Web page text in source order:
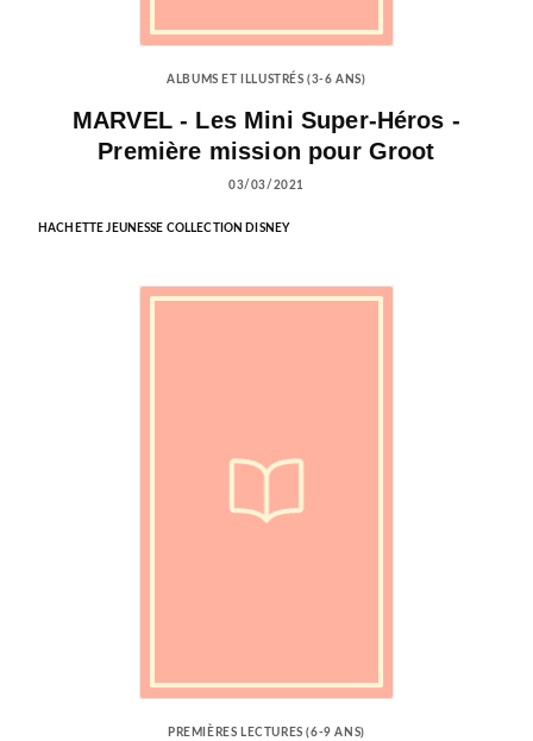
ALBUMS ET ILLUSTRÉS (3-6 ANS)
MARVEL - Les Mini Super-Héros -
Première mission pour Groot
03/03/2021
HACHETTE JEUNESSE COLLECTION DISNEY
PREMIÈRES LECTURES (6-9 ANS)